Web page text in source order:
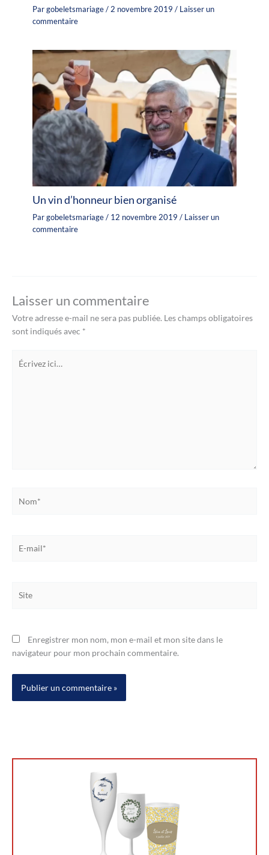
Pargobeletsmariage/ 2 novembre 2019/ Laisser un
commentaire
Un vin d’honneur bien organisé
Pargobeletsmariage/ 12 novembre 2019/ Laisser un
commentaire
Laisser un commentaire
Votre adresse e-mail ne sera pas publiée. Les champs obligatoires
sont indiqués avec *
ici…
mail*
Enregistrer mon nom, mon e-mail et mon site dans le
navigateur pour mon prochain commentaire.